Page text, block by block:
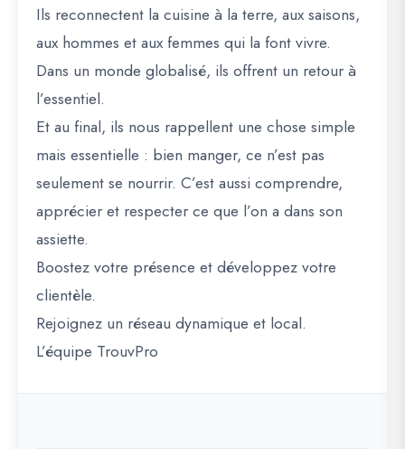
Ils reconnectent la cuisine à la terre, aux saisons,
aux hommes et aux femmes qui la font vivre.
Dans un monde globalisé, ils offrent un retour à
l’essentiel.
Et au final, ils nous rappellent une chose simple
mais essentielle : bien manger, ce n’est pas
seulement se nourrir. C’est aussi comprendre,
apprécier et respecter ce que l’on a dans son
assiette.
Boostez votre présence et développez votre
clientèle.
Rejoignez un réseau dynamique et local.
L’équipe TrouvPro